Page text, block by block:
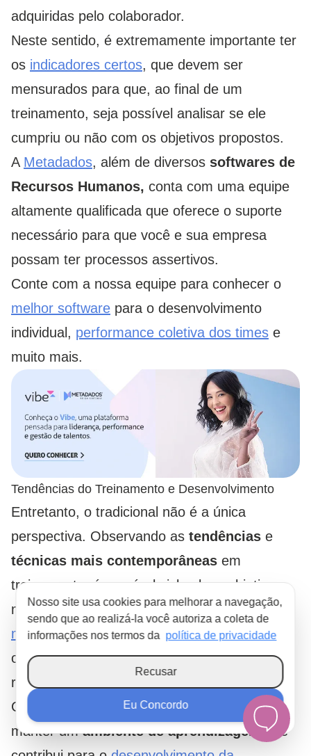
Nosso site usa cookies para melhorar a navegação,
sendo que ao realizá-la você autoriza a coleta de
informações nos termos da política de privacidade
Recusar
Eu Concordo
adquiridas pelo colaborador.
Neste sentido, é extremamente importante ter
os indicadores certos, que devem ser
mensurados para que, ao final de um
treinamento, seja possível analisar se ele
cumpriu ou não com os objetivos propostos.
A Metadados, além de diversos softwares de
Recursos Humanos, conta com uma equipe
altamente qualificada que oferece o suporte
necessário para que você e sua empresa
possam ter processos assertivos.
Conte com a nossa equipe para conhecer o
melhor software para o desenvolvimento
individual, performance coletiva dos times e
muito mais.
Tendências do Treinamento e Desenvolvimento
Entretanto, o tradicional não é a única
perspectiva. Observando as tendências e
técnicas mais contemporâneas em
treinamento, é possível vislumbrar objetivos
mais complexos do que apenas treinar para
melhorar o desempenho do profissionalou
obter o nível desejado decompetênciapara
realizar uma função de forma eficaz.
Com isso, a organização se compromete a
manter umambiente de aprendizagemque